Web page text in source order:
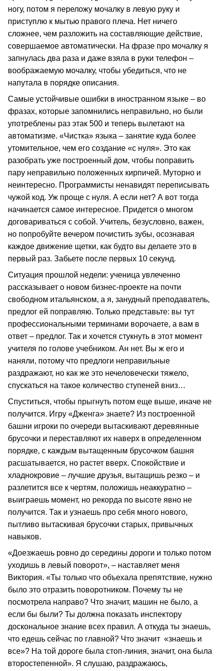
ногу, потом я переложу мочалку в левую руку и
приступлю к мытью правого плеча. Нет ничего
сложнее, чем разложить на составляющие действие,
совершаемое автоматически. На фразе про мочалку я
запнулась два раза и даже взяла в руки телефон –
воображаемую мочалку, чтобы убедиться, что не
напутала в порядке описания.
Самые устойчивые ошибки в иностранном языке – во
фразах, которые запомнились неправильно, но были
употреблены раз этак 500 и теперь вылетают на
автоматизме. «Чистка» языка – занятие куда более
утомительное, чем его создание «с нуля». Это как
разобрать уже построенный дом, чтобы поправить
пару неправильно положенных кирпичей. Муторно и
неинтересно. Программисты ненавидят переписывать
чужой код. Уж проще с нуля. А если нет? А вот тогда
начинается самое интересное. Придется о многом
договариваться с собой. Учитель, безусловно, важен,
но попробуйте вечером почистить зубы, осознавая
каждое движение щетки, как будто вы делаете это в
первый раз. Забьете после первых 10 секунд.
Ситуация прошлой недели: ученица увлеченно
рассказывает о новом бизнес-проекте на почти
свободном итальянском, а я, занудный преподаватель,
предлог ей поправляю. Только представьте: вы тут
профессиональными терминами ворочаете, а вам в
ответ – предлог. Так и хочется стукнуть в этот момент
учителя по голове учебником. Ан нет. Вы ж его и
наняли, потому что предлоги неправильные
раздражают, но как же это нечеловечески тяжело,
спускаться на такое количество ступеней вниз…
Спуститься, чтобы прыгнуть потом еще выше, иначе не
получится. Игру «Дженга» знаете? Из построенной
башни игроки по очереди вытаскивают деревянные
брусочки и переставляют их наверх в определенном
порядке, с каждым вытащенным брусочком башня
расшатывается, но растет вверх. Спокойствие и
хладнокровие – лучшие друзья, вытащишь резко – и
разлетится все к чертям, положишь неаккуратно –
выиграешь момент, но рекорда по высоте явно не
получится. Так и узнаешь про себя много нового,
пытливо вытаскивая брусочки старых, привычных
навыков.
«Доезжаешь ровно до середины дороги и только потом
уходишь в левый поворот», – наставляет меня
Виктория. «Ты только что объехала препятствие, нужно
было это отразить поворотником. Почему ты не
посмотрела направо? Что значит, машин не было, а
если бы были? Ты должна показать инспектору
доскональное знание всех правил. А откуда ты знаешь,
что едешь сейчас по главной? Что значит «знаешь и
все»? На той дороге была стоп-линия, значит, она была
второстепенной». Я слушаю, раздражаюсь,